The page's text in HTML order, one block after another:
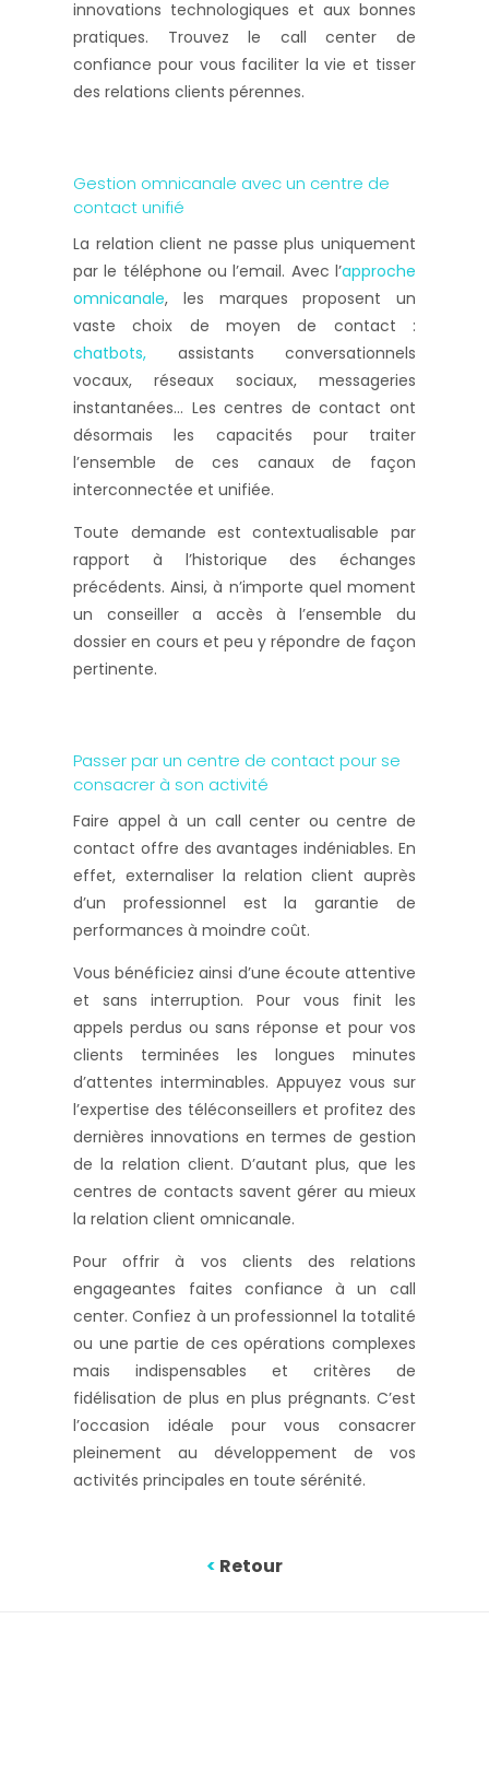
innovations technologiques et aux bonnes
pratiques. Trouvez le call center de
confiance pour vous faciliter la vie et tisser
des relations clients pérennes.
Gestion omnicanale avec un centre de
contact unifié
La relation client ne passe plus uniquement
par le téléphone ou l’email. Avec l’approche
omnicanale, les marques proposent un
vaste choix de moyen de contact :
chatbots, assistants conversationnels
vocaux, réseaux sociaux, messageries
instantanées… Les centres de contact ont
désormais les capacités pour traiter
l’ensemble de ces canaux de façon
interconnectée et unifiée.
Toute demande est contextualisable par
rapport à l’historique des échanges
précédents. Ainsi, à n’importe quel moment
un conseiller a accès à l’ensemble du
dossier en cours et peu y répondre de façon
pertinente.
Passer par un centre de contact pour se
consacrer à son activité
Faire appel à un call center ou centre de
contact offre des avantages indéniables. En
effet, externaliser la relation client auprès
d’un professionnel est la garantie de
performances à moindre coût.
Vous bénéficiez ainsi d’une écoute attentive
et sans interruption. Pour vous finit les
appels perdus ou sans réponse et pour vos
clients terminées les longues minutes
d’attentes interminables. Appuyez vous sur
l’expertise des téléconseillers et profitez des
dernières innovations en termes de gestion
de la relation client. D’autant plus, que les
centres de contacts savent gérer au mieux
la relation client omnicanale.
Pour offrir à vos clients des relations
engageantes faites confiance à un call
center. Confiez à un professionnel la totalité
ou une partie de ces opérations complexes
mais indispensables et critères de
fidélisation de plus en plus prégnants. C’est
l’occasion idéale pour vous consacrer
pleinement au développement de vos
activités principales en toute sérénité.
< Retour